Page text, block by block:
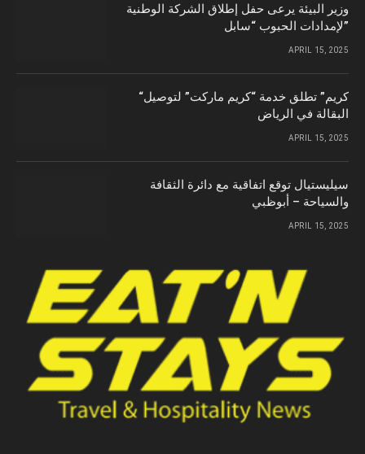
وزير البيئة يرعى حفل إطلاق الشركة الوطنية
لإمدادات الحبوب “سابل”
APRIL 15, 2025
“كريم” تطلق خدمة “كريم ماركت” لتوصيل
البقالة في الرياض
APRIL 15, 2025
سيليستيال توقع اتفاقية مع دائرة الثقافة
والسياحة – أبوظبي
APRIL 15, 2025